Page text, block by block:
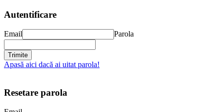
Autentificare
Email Parola
Apasă aici dacă ai uitat parola!
Resetare parola